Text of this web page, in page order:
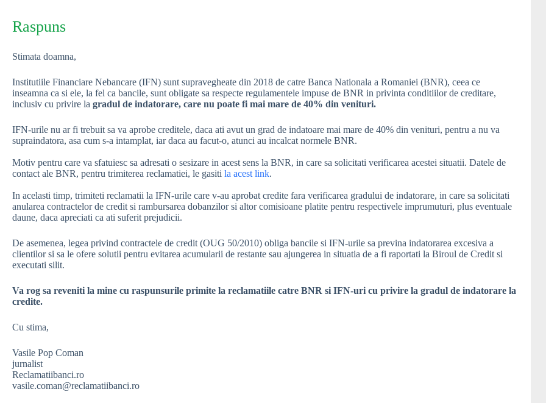
Raspuns
Stimata doamna,
Institutiile Financiare Nebancare (IFN) sunt supravegheate din 2018 de catre Banca Nationala a Romaniei (BNR), ceea ce
inseamna ca si ele, la fel ca bancile, sunt obligate sa respecte regulamentele impuse de BNR in privinta conditiilor de creditare,
inclusiv cu privire la gradul de indatorare, care nu poate fi mai mare de 40% din venituri.
IFN-urile nu ar fi trebuit sa va aprobe creditele, daca ati avut un grad de indatoare mai mare de 40% din venituri, pentru a nu va
supraindatora, asa cum s-a intamplat, iar daca au facut-o, atunci au incalcat normele BNR.
Motiv pentru care va sfatuiesc sa adresati o sesizare in acest sens la BNR, in care sa solicitati verificarea acestei situatii. Datele de
contact ale BNR, pentru trimiterea reclamatiei, le gasiti la acest link.
In acelasti timp, trimiteti reclamatii la IFN-urile care v-au aprobat credite fara verificarea gradului de indatorare, in care sa solicitati
anularea contractelor de credit si rambursarea dobanzilor si altor comisioane platite pentru respectivele imprumuturi, plus eventuale
daune, daca apreciati ca ati suferit prejudicii.
De asemenea, legea privind contractele de credit (OUG 50/2010) obliga bancile si IFN-urile sa previna indatorarea excesiva a
clientilor si sa le ofere solutii pentru evitarea acumularii de restante sau ajungerea in situatia de a fi raportati la Biroul de Credit si
executati silit.
Va rog sa reveniti la mine cu raspunsurile primite la reclamatiile catre BNR si IFN-uri cu privire la gradul de indatorare la
credite.
Cu stima,
Vasile Pop Coman
jurnalist
Reclamatiibanci.ro
vasile.coman@reclamatiibanci.ro